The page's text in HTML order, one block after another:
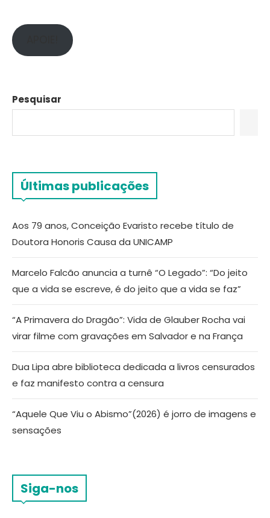
Pesquisar
Últimas publicações
Aos 79 anos, Conceição Evaristo recebe título de
Doutora Honoris Causa da UNICAMP
Marcelo Falcão anuncia a turnê “O Legado”: “Do jeito
que a vida se escreve, é do jeito que a vida se faz”
“A Primavera do Dragão”: Vida de Glauber Rocha vai
virar filme com gravações em Salvador e na França
Dua Lipa abre biblioteca dedicada a livros censurados
e faz manifesto contra a censura
“Aquele Que Viu o Abismo”(2026) é jorro de imagens e
sensações
Siga-nos